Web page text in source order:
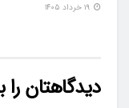
دیدگاهتان را